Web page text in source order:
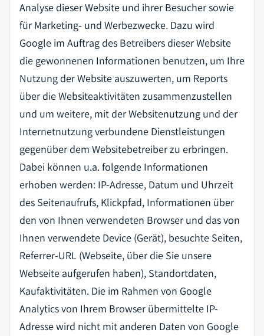
Analyse dieser Website und ihrer Besucher sowie
für Marketing- und Werbezwecke. Dazu wird
Google im Auftrag des Betreibers dieser Website
die gewonnenen Informationen benutzen, um Ihre
Nutzung der Website auszuwerten, um Reports
über die Websiteaktivitäten zusammenzustellen
und um weitere, mit der Websitenutzung und der
Internetnutzung verbundene Dienstleistungen
gegenüber dem Websitebetreiber zu erbringen.
Dabei können u.a. folgende Informationen
erhoben werden: IP-Adresse, Datum und Uhrzeit
des Seitenaufrufs, Klickpfad, Informationen über
den von Ihnen verwendeten Browser und das von
Ihnen verwendete Device (Gerät), besuchte Seiten,
Referrer-URL (Webseite, über die Sie unsere
Webseite aufgerufen haben), Standortdaten,
Kaufaktivitäten. Die im Rahmen von Google
Analytics von Ihrem Browser übermittelte IP-
Adresse wird nicht mit anderen Daten von Google